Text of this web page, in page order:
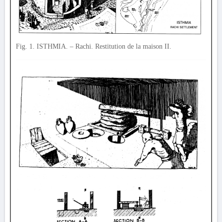
Fig. 1. ISTHMIA. – Rachi. Restitution de la maison II.